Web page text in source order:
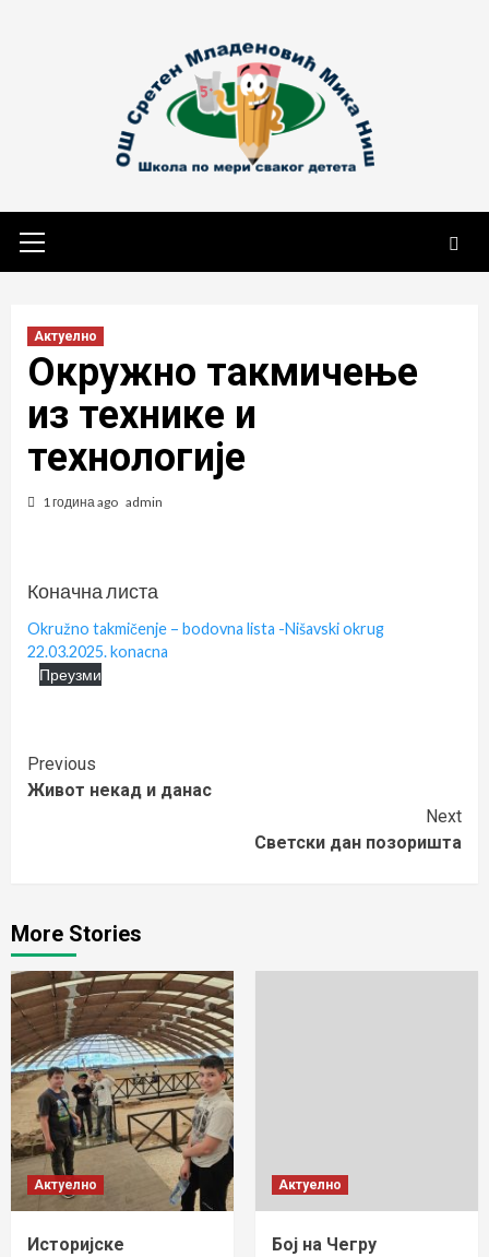
Menu
Актуелно
Окружно такмичење
из технике и
технологије
1 година ago admin
Коначна листа
Okružno takmičenje – bodovna lista -Nišavski okrug
22.03.2025. konacna
Преузми
Continue
Reading
Previous
Живот некад и данас
Next
Светски дан позоришта
More Stories
Актуелно
Историјске
Актуелно
Бој на Чегру